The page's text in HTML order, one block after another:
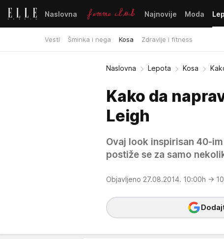
Naslovna Najnovije Moda
Vesti Šminka i nega Kosa Zdravlje i fitness
Naslovna Lepota Kosa
Kako da
Leigh
Ovaj look inspirisan 40-
postiže se za samo
Objavljeno 27.08.2014. 10:00h →